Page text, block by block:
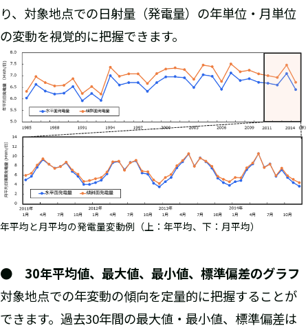
り、対象地点での日射量（発電量）の年単位・月単位
の変動を視覚的に把握できます。
年平均と月平均の発電量変動例（上：年平均、下：月平均）
● 30年平均値、最大値、最小値、標準偏差のグラフ
対象地点での年変動の傾向を定量的に把握することが
できます。過去30年間の最大値・最小値、標準偏差は